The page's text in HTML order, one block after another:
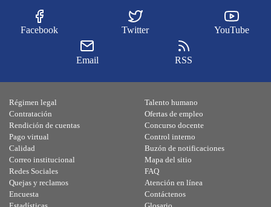
Facebook Twitter YouTube
Email RSS
Régimen legal
Contratación
Rendición de cuentas
Pago virtual
Calidad
Talento humano
Ofertas de empleo
Concurso docente
Control interno
Buzón de notificaciones
Correo institucional
Redes Sociales
Quejas y reclamos
Encuesta
Mapa del sitio
FAQ
Atención en línea
Contáctenos